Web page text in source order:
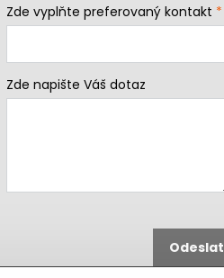
Zde vyplňte preferovaný kontakt *
Zde napište Váš dotaz
Odeslat